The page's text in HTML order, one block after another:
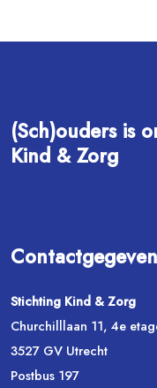
(Sch)ouders is
Kind & Zorg
Stichting Kind & Zorg
Churchilllaan 11, 4e
3527 GV Utrecht
Postbus 197